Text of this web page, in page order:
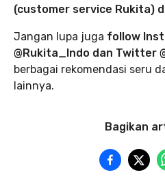
(customer service Rukita)
Jangan lupa juga follow
@Rukita_Indo dan Twitter
berbagai rekomendasi seru
lainnya.
Bagikan